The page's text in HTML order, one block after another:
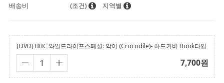
배송비
(조건) 지역별
[DVD] BBC 와일드라이프스페셜: 악어 (Crocodile)- 하드커버 Book타입
7,700원